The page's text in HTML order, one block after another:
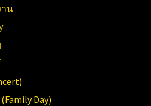
น
Family Day)